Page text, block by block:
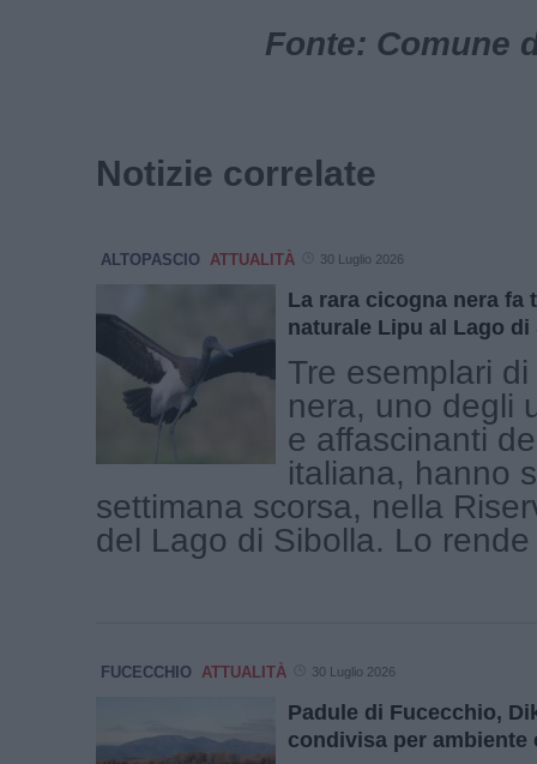
Fonte: Comune
Notizie correlate
ALTOPASCIO ATTUALITÀ 30 Luglio 2026
La rara cicogna nera fa
naturale Lipu al Lago di
Tre esemplari
nera, uno degli
e affascinanti
italiana, hanno
settimana scorsa, nella
del Lago di Sibolla. Lo
FUCECCHIO ATTUALITÀ 30 Luglio 2026
Padule di Fucecchio,
condivisa per ambiente